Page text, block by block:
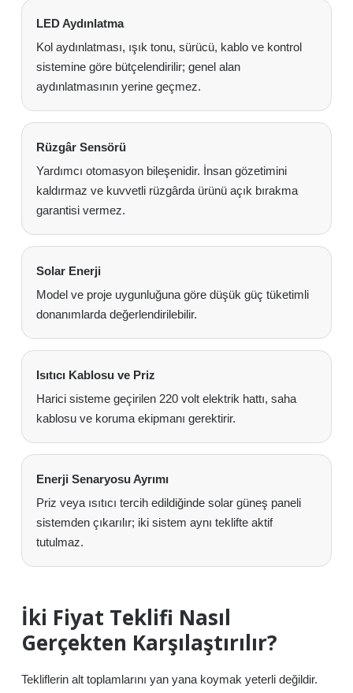
LED Aydınlatma
Kol aydınlatması, ışık tonu, sürücü, kablo ve kontrol
sistemine göre bütçelendirilir; genel alan
aydınlatmasının yerine geçmez.
Rüzgâr Sensörü
Yardımcı otomasyon bileşenidir. İnsan gözetimini
kaldırmaz ve kuvvetli rüzgârda ürünü açık bırakma
garantisi vermez.
Solar Enerji
Model ve proje uygunluğuna göre düşük güç tüketimli
donanımlarda değerlendirilebilir.
Isıtıcı Kablosu ve Priz
Harici sisteme geçirilen 220 volt elektrik hattı, saha
kablosu ve koruma ekipmanı gerektirir.
Enerji Senaryosu Ayrımı
Priz veya ısıtıcı tercih edildiğinde solar güneş paneli
sistemden çıkarılır; iki sistem aynı teklifte aktif
tutulmaz.
İki Fiyat Teklifi Nasıl
Gerçekten Karşılaştırılır?
Tekliflerin alt toplamlarını yan yana koymak yeterli değildir.